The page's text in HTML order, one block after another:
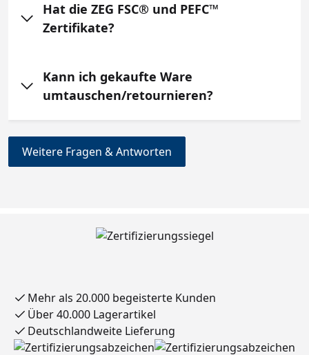
Hat die ZEG FSC® und PEFC™
Zertifikate?
Kann ich gekaufte Ware
umtauschen/retournieren?
Weitere Fragen & Antworten
Mehr als 20.000 begeisterte Kunden
Über 40.000 Lagerartikel
Deutschlandweite Lieferung